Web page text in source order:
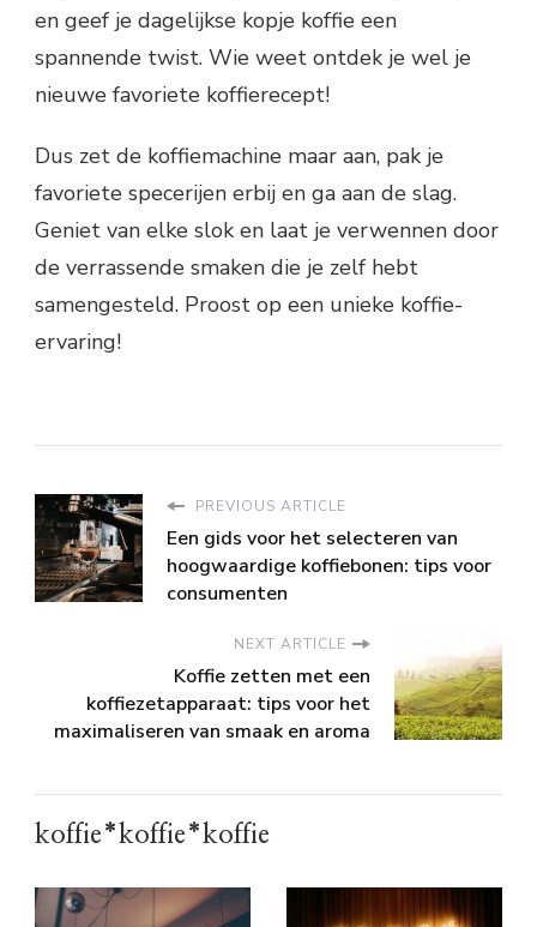
en geef je dagelijkse kopje koffie een
spannende twist. Wie weet ontdek je wel je
nieuwe favoriete koffierecept!
Dus zet de koffiemachine maar aan, pak je
favoriete specerijen erbij en ga aan de slag.
Geniet van elke slok en laat je verwennen door
de verrassende smaken die je zelf hebt
samengesteld. Proost op een unieke koffie-
ervaring!
PREVIOUS ARTICLE
Een gids voor het selecteren van
hoogwaardige koffiebonen: tips voor
consumenten
NEXT ARTICLE
Koffie zetten met een
koffiezetapparaat: tips voor het
maximaliseren van smaak en aroma
koffie*koffie*koffie